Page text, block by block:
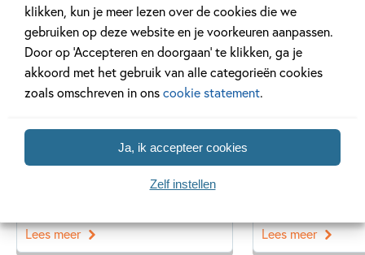
klikken, kun je meer lezen over de cookies die we
gebruiken op deze website en je voorkeuren aanpassen.
Door op ‘Accepteren en doorgaan’ te klikken, ga je
akkoord met het gebruik van alle categorieën cookies
zoals omschreven in onscookie statement.
Ja, ik accepteer cookies
Zelf instellen
20 APRIL 2026
Oplossing ‘De schaduwroof’
puzzel!
Achtergrond
Lees meer
27 FEBRUARI 2026
regent ganzen’
Kinderpanel
Lees meer